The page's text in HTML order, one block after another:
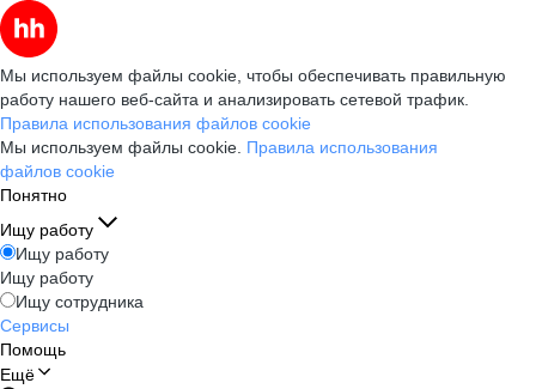
Мы используем файлы cookie, чтобы обеспечивать правильную
работу нашего веб-сайта и анализировать сетевой трафик.
Правила использования файлов cookie
Мы используем файлы cookie. Правила использования
файлов cookie
Понятно
Ищу работу
Ищу работу
Ищу работу
Ищу сотрудника
Сервисы
Помощь
Ещё